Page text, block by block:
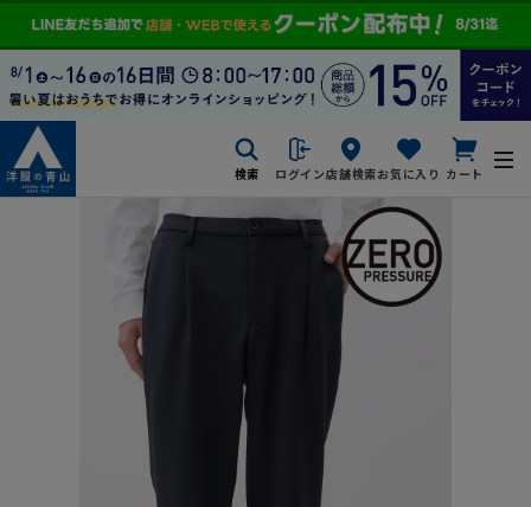
検索 ログイン店舗検索お気に入り カート